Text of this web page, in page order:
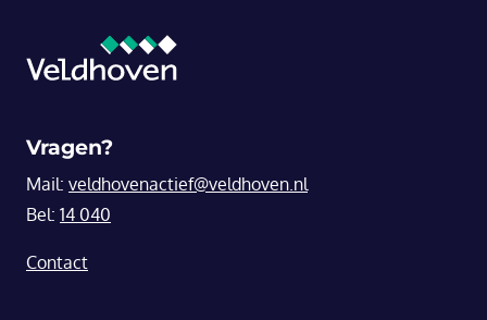
Vragen?
Mail: veldhovenactief@veldhoven.nl
Bel: 14 040
Contact